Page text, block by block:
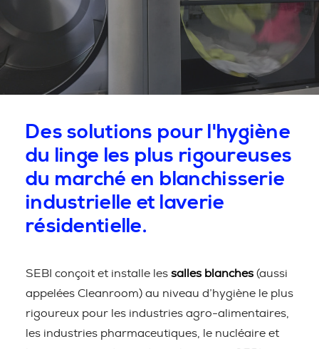
Des solutions pour l'hygiène
du linge les plus rigoureuses
du marché en blanchisserie
industrielle et laverie
résidentielle.
SEBI conçoit et installe les salles blanches (aussi
appelées Cleanroom) au niveau d’hygiène le plus
rigoureux pour les industries agro-alimentaires,
les industries pharmaceutiques, le nucléaire et